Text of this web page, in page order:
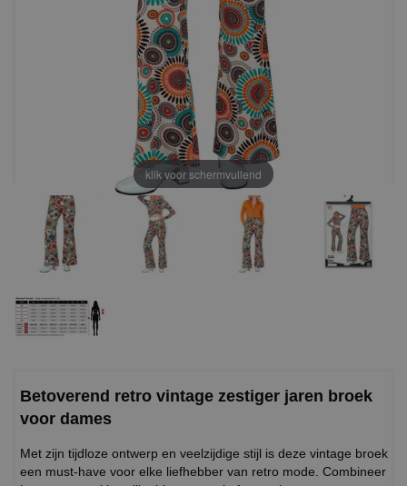
klik voor schermvullend
Betoverend retro vintage zestiger jaren broek
voor dames
Met zijn tijdloze ontwerp en veelzijdige stijl is deze vintage broek
een must-have voor elke liefhebber van retro mode. Combineer